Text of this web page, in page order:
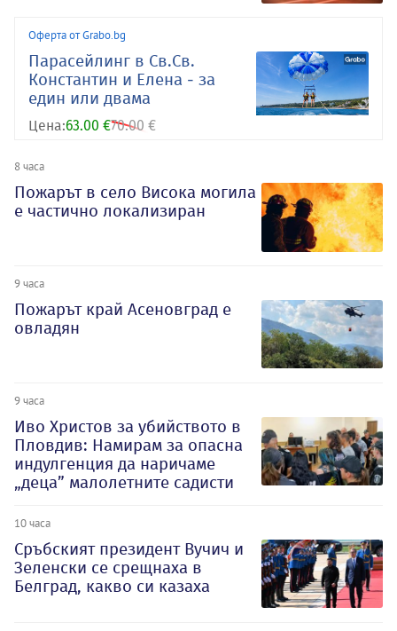
Оферта от Grabo.bg
Парасейлинг в Св.Св.
Константин и Елена - за
един или двама
Цена:63.00 €70.00 €
8 часа
Пожарът в село Висока могила
е частично локализиран
9 часа
Пожарът край Асеновград е
овладян
9 часа
Иво Христов за убийството в
Пловдив: Намирам за опасна
индулгенция да наричаме
„деца” малолетните садисти
10 часа
Сръбският президент Вучич и
Зеленски се срещнаха в
Белград, какво си казаха